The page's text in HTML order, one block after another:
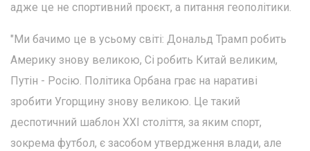
адже це не спортивний проєкт, а питання геополітики.
"Ми бачимо це в усьому світі: Дональд Трамп робить
Америку знову великою, Сі робить Китай великим,
Путін - Росію. Політика Орбана грає на наративі
зробити Угорщину знову великою. Це такий
деспотичний шаблон ХХІ століття, за яким спорт,
зокрема футбол, є засобом утвердження влади, але